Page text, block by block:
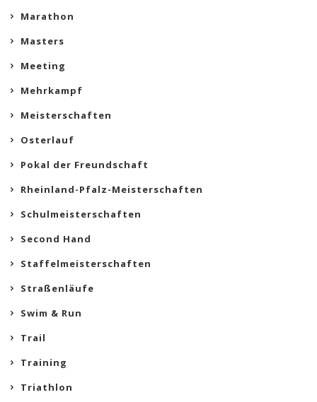
Marathon
Masters
Meeting
Mehrkampf
Meisterschaften
Osterlauf
Pokal der Freundschaft
Rheinland-Pfalz-Meisterschaften
Schulmeisterschaften
Second Hand
Staffelmeisterschaften
Straßenläufe
Swim & Run
Trail
Training
Triathlon